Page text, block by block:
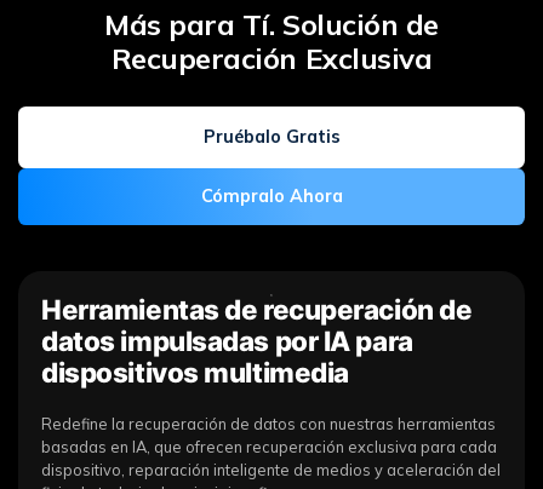
Más para Tí.󠀲󠀡󠀠󠀤󠀳 Solución de
Recuperación Exclusiva󠀰
Pruébalo Gratis
Cómpralo Ahora
Herramientas de recuperación de
datos impulsadas por IA para
dispositivos multimedia
Redefine la recuperación de datos con nuestras herramientas
basadas en IA, que ofrecen recuperación exclusiva para cada
dispositivo, reparación inteligente de medios y aceleración del